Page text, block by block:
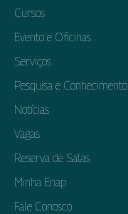
Cursos
Evento e Oficinas
Serviços
Pesquisa e Conhecimento
Notícias
Vagas
Reserva de Salas
Minha Enap
Fale Conosco